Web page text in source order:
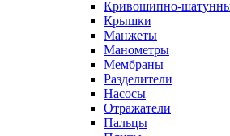
Кривошипно-
Крышки
Манжеты
Манометры
Мембраны
Разделители
Насосы
Отражатели
Пальцы